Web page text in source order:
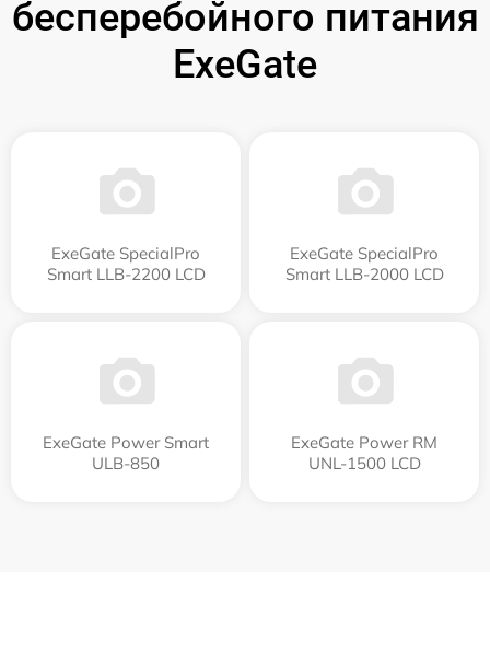
бесперебойного питания
ExeGate
ExeGate SpecialPro
Smart LLB-2200 LCD
ExeGate SpecialPro
Smart LLB-2000 LCD
ExeGate Power Smart
ULB-850
ExeGate Power RM
UNL-1500 LCD